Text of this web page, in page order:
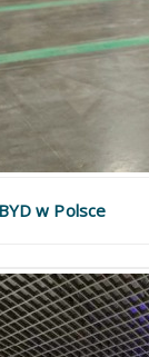
w Polsce